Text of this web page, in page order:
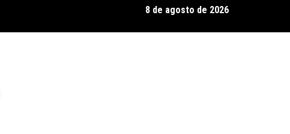
Documentário CONTRACENA foi exibido na UFU, no Grupontapé e no
8 de agosto de 2026